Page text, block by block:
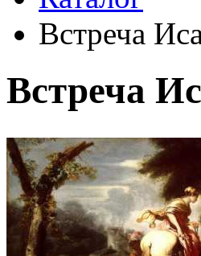
Встреча
Встреча